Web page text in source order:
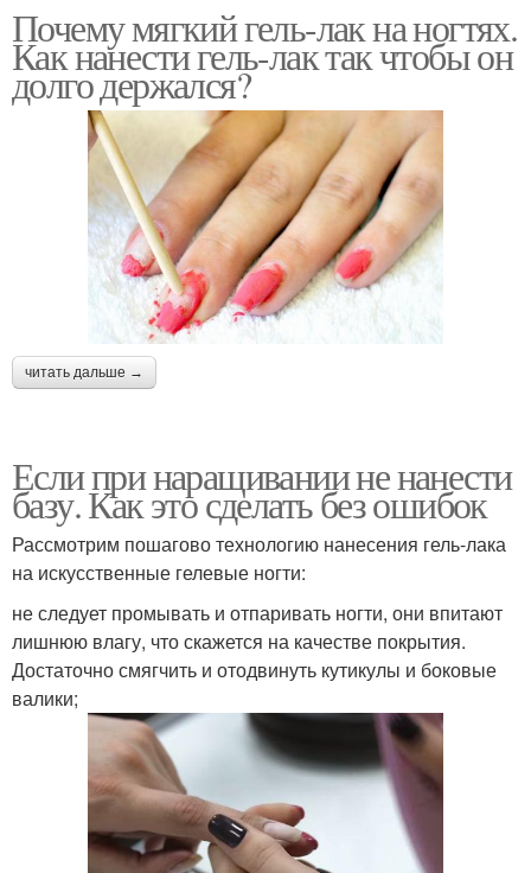
Почему мягкий гель-лак на ногтях.
Как нанести гель-лак так чтобы он
долго держался?
читать дальше →
Если при наращивании не нанести
базу. Как это сделать без ошибок
Рассмотрим пошагово технологию нанесения гель-лака
на искусственные гелевые ногти:
не следует промывать и отпаривать ногти, они впитают
лишнюю влагу, что скажется на качестве покрытия.
Достаточно смягчить и отодвинуть кутикулы и боковые
валики;